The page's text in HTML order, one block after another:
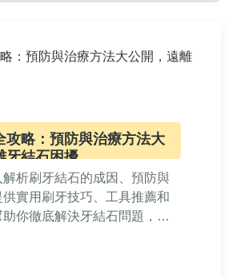
攻略：預防與治療方法大
牙結石困擾
析刷牙結石的成因、預防與
實用刷牙技巧、工具推薦和
你徹底解決牙結石問題，維
關注牙齒保健的讀者。